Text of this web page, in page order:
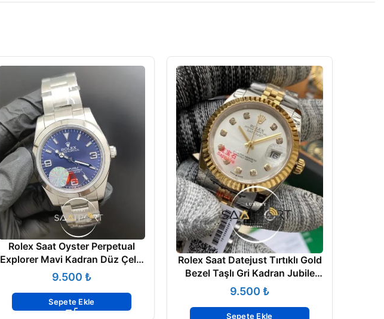
Rolex Saat Oyster Perpetual
Explorer Mavi Kadran Düz Çelik
Bezel ₺
Sepete Ekle
Rolex Saat Datejust Tırtıklı Gold
Bezel Taşlı Gri Kadran Jubile
Çelik Kordon
₺
Sepete Ekle